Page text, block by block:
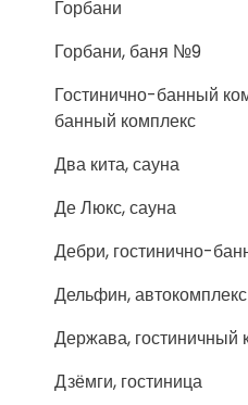
Горбани
Горбани, баня №9
Гостинично-банный
банный комплекс
Два кита, сауна
Де Люкс, сауна
Дебри, гостинично-
Дельфин, автокомплекс
Держава, гостиничный
Дзёмги, гостиница